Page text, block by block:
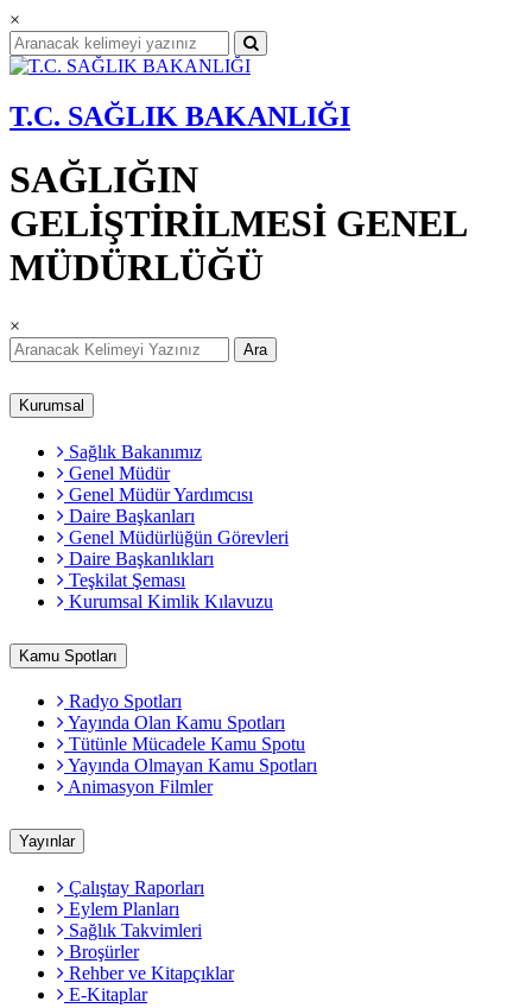
×
T.C. SAĞLIK BAKANLIĞI
SAĞLIĞIN
GELİŞTİRİLMESİ GENEL
MÜDÜRLÜĞÜ
×
Ara
Kurumsal
Sağlık Bakanımız
Genel Müdür
Genel Müdür Yardımcısı
Daire Başkanları
Genel Müdürlüğün Görevleri
Daire Başkanlıkları
Teşkilat Şeması
Kurumsal Kimlik Kılavuzu
Kamu Spotları
Radyo Spotları
Yayında Olan Kamu Spotları
Tütünle Mücadele Kamu Spotu
Yayında Olmayan Kamu Spotları
Animasyon Filmler
Yayınlar
Çalıştay Raporları
Eylem Planları
Sağlık Takvimleri
Broşürler
Rehber ve Kitapçıklar
E-Kitaplar